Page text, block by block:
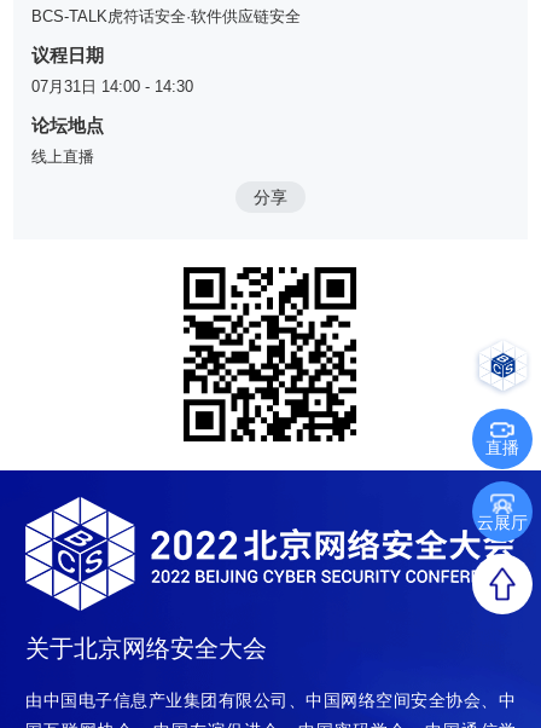
BCS-TALK虎符话安全·软件供应链安全
议程日期
07月31日 14:00 - 14:30
论坛地点
线上直播
分享
关于北京网络安全大会
由中国电子信息产业集团有限公司、中国网络空间安全协会、中
直播
云展厅